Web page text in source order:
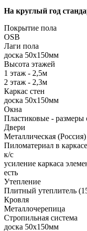
На круглый год
Покрытие пола
ОSB
Лаги пола
доска 50х150мм
Высота этажей
1 этаж - 2,5м
2 этаж - 2,3м
Каркас стен
доска 50х150мм
Окна
Пластиковые - размеры
Двери
Металлическая (Россия)
Пиломатериал в
к/с
усиление каркаса
есть
Утепление
Плитный утеплитель
Кровля
Металлочерепица
Стропильная система
доска 50х150мм